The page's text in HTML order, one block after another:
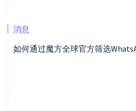
消息
如何通过魔方全球官方筛选